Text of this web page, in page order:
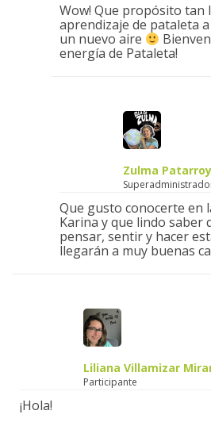
Wow! Que propósito tan
aprendizaje de pataleta
un nuevo aire
energía de Pataleta!
Zulma
Que gusto conocerte en
Karina y que lindo saber
pensar, sentir y hacer
llegarán a muy buenas
Liliana Villamizar
Participante
¡Hola!